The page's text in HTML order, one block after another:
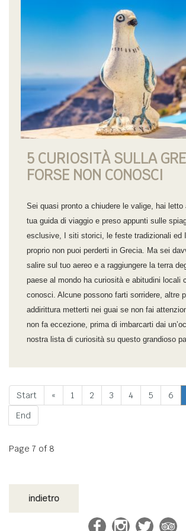
5 CURIOSITÀ SULLA
FORSE NON CONOSCI
Sei quasi pronto a chiudere le valige, hai letto
tua guida di viaggio e preso appunti sulle
esclusive, I siti storici, le feste tradizionali ed
proprio non puoi perderti in Grecia. Ma sei
salire sul tuo aereo e a raggiungere la terra
paese al mondo ha curiosità e abitudini locali
conosci. Alcune possono farti sorridere, altre
addirittura metterti nei guai se non fai
non fa eccezione, prima di imbarcarti dai
nostra lista di curiosità su questo grandioso
Start « 1 2 3 4 5 6
End
Page 7 of 8
indietro